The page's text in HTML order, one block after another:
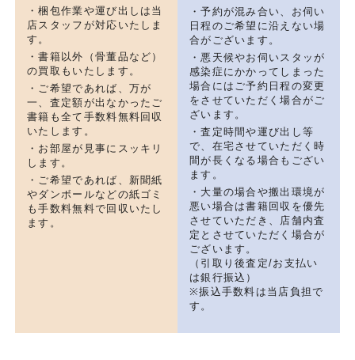
・梱包作業や運び出しは当
店スタッフが対応いたしま
す。
・書籍以外（骨董品など）
の買取もいたします。
・ご希望であれば、万が
一、査定額が出なかったご
書籍も全て手数料無料回収
いたします。
・お部屋が見事にスッキリ
します。
・ご希望であれば、新聞紙
やダンボールなどの紙ゴミ
も手数料無料で回収いたし
ます。
・予約が混み合い、お伺い
日程のご希望に沿えない場
合がございます。
・悪天候やお伺いスタッが
感染症にかかってしまった
場合にはご予約日程の変更
をさせていただく場合がご
ざいます。
・査定時間や運び出し等
で、在宅させていただく時
間が長くなる場合もござい
ます。
・大量の場合や搬出環境が
悪い場合は書籍回収を優先
させていただき、店舗内査
定とさせていただく場合が
ございます。
（引取り後査定/お支払い
は銀行振込）
※振込手数料は当店負担で
す。